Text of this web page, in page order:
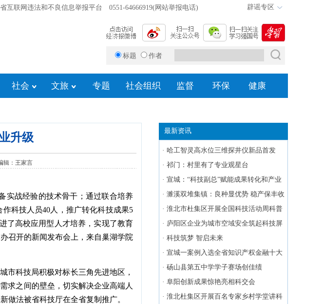
互联网违法和不良信息举报平台 0551-64666919(网站举报电话) 辟谣专区
标题 作者
社会 文旅 专题 社会组织 监督 环保 健康
升级
辑：王家言
战经验的技术骨干；通过联合培养
科技人员40人，推广转化科技成果5
了高校应用型人才培养，实现了教育
召开的新闻发布会上，来自巢湖学院
科技局积极对标长三角先进地区，
求之间的壁垒，切实解决企业高端人
做法被省科技厅在全省复制推广。
最新资讯
· 哈工智灵高水位三维探井仪新品首发
· 祁门：村里有了专业观星台
· 宣城：“科技副总”赋能成果转化和产业
升级
· 濉溪双堆集镇：良种显优势 稳产保丰收
· 淮北市杜集区开展全国科技活动周科普
研学活动
· 庐阳区企业为城市空域安全筑起科技屏
障
· 科技筑梦 智启未来
· 宣城一案例入选全省知识产权金融十大
典型案例
· 砀山县第五中学学子赛场创佳绩
· 阜阳创新成果惊艳亮相科交会
· 淮北杜集区开展百名专家乡村学堂讲科